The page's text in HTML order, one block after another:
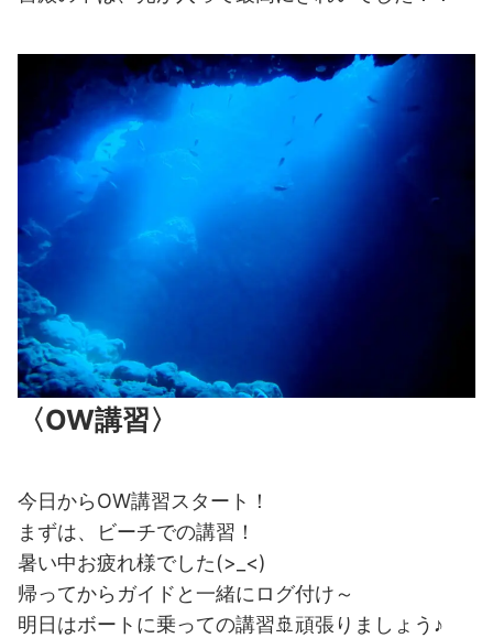
〈OW講習〉
今日からOW講習スタート！
まずは、ビーチでの講習！
暑い中お疲れ様でした(>_<)
帰ってからガイドと一緒にログ付け～
明日はボートに乗っての講習🚢頑張りましょう♪